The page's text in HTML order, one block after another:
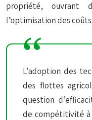
propriété, ouvrant
l’optimisation des
L’adoption des
des flottes
question
de compétitivité à